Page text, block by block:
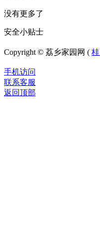
没有更多了
安全小贴士
Copyright © 荔乡家园网 (
手机访问
联系客服
返回顶部